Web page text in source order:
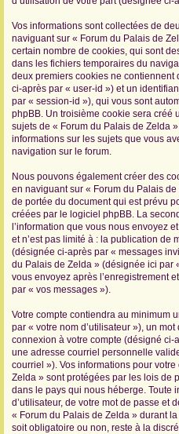
Vos informations sont collectées de
naviguant sur « Forum du Palais de
certain nombre de cookies, qui sont
dans les fichiers temporaires du
deux premiers cookies ne contiennent
ci-après par « user-id ») et un
par « session-id »), qui vous sont
phpBB. Un troisième cookie sera créé
sujets de « Forum du Palais de Zelda
informations sur les sujets que vous
navigation sur le forum.
Nous pouvons également créer des
en naviguant sur « Forum du Palais
de portée du document qui est prévu
créées par le logiciel phpBB. La
l’information que vous nous envoyez
et n’est pas limité à : la publication de
(désignée ci-après par « messages
du Palais de Zelda » (désignée ici par
vous envoyez après l’enregistrement
par « vos messages »).
Votre compte contiendra au minimum
par « votre nom d’utilisateur »), un
connexion à votre compte (désigné ci-
une adresse courriel personnelle
courriel »). Vos informations pour
Zelda » sont protégées par les lois de
dans le pays qui nous héberge. Toute
d’utilisateur, de votre mot de passe et
« Forum du Palais de Zelda » durant
soit obligatoire ou non, reste à la